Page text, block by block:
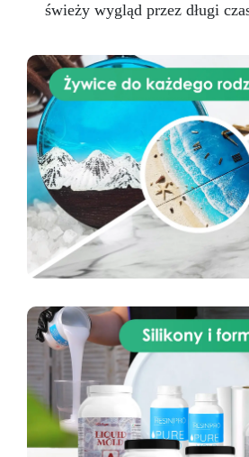
świeży wygląd przez długi